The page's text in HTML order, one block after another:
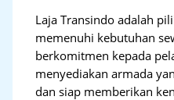
Laja Transindo adalah
memenuhi kebutuhan
berkomitmen kepada
menyediakan armada
dan siap memberikan